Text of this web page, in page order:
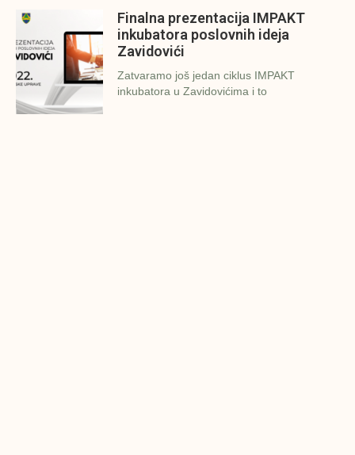
Finalna prezentacija IMPAKT
inkubatora poslovnih ideja
Zavidovići
Zatvaramo još jedan ciklus IMPAKT
inkubatora u Zavidovićima i to